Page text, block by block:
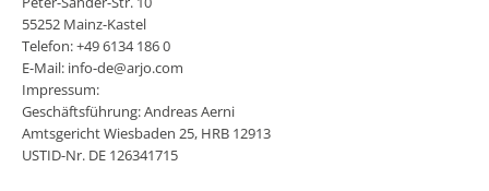
55252 Mainz-Kastel
Telefon: +49 6134 186 0
E-Mail: info-de@arjo.com
Impressum:
Geschäftsführung: Andreas Aerni
Amtsgericht Wiesbaden 25, HRB 12913
USTID-Nr. DE 126341715